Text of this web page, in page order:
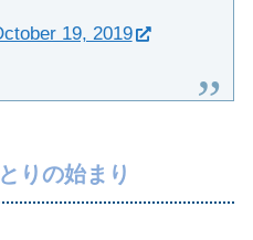
19, 2019
りの始まり